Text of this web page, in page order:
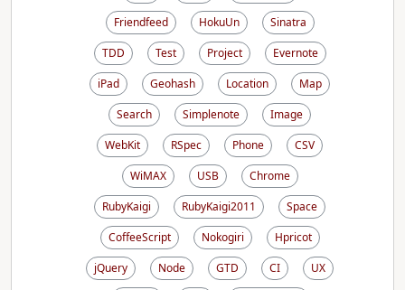
Friendfeed
HokuUn
Sinatra
TDD
Test Project
Evernote
iPad
Geohash Location
Map
Search
Simplenote
Image
WebKit
RSpec Phone
CSV
WiMAX
USB
Chrome
RubyKaigi
RubyKaigi2011
Space
CoffeeScript
Nokogiri
Hpricot
jQuery
Node GTD CI
UX